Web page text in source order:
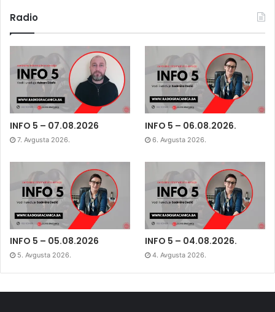
Radio
INFO 5 – 07.08.2026
7. Avgusta 2026.
INFO 5 – 06.08.2026.
6. Avgusta 2026.
INFO 5 – 05.08.2026
5. Avgusta 2026.
INFO 5 – 04.08.2026.
4. Avgusta 2026.